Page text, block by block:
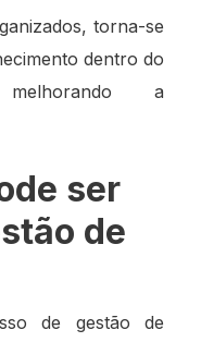
torna-se
dentro do
melhorando a
ser
de
de gestão de